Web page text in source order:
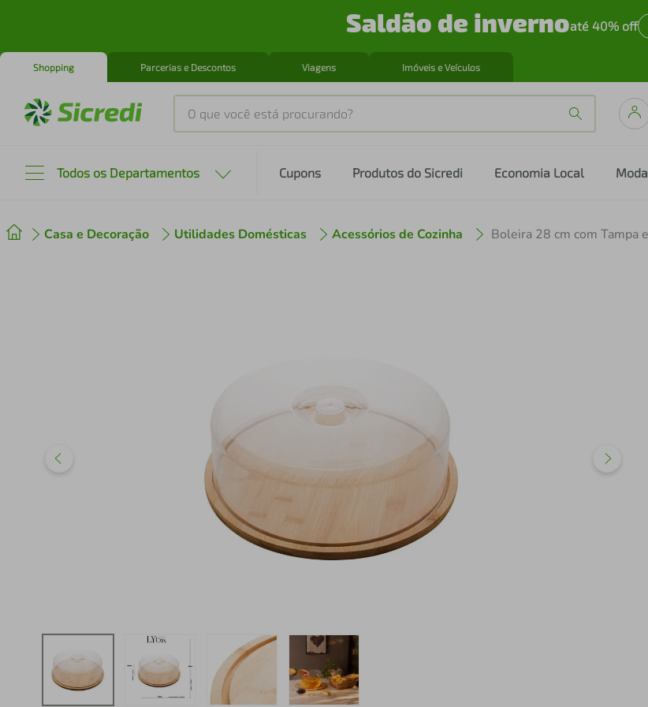
Saldão de invernoaté 40% off
Shopping Parcerias e Descontos Viagens Imóveis e Veículos
O que você está procurando?
Todos os Departamentos Cupons Produtos do Sicredi Economia Local Moda
Casa e Decoração Utilidades Domésticas Acessórios de Cozinha
º cafeteira